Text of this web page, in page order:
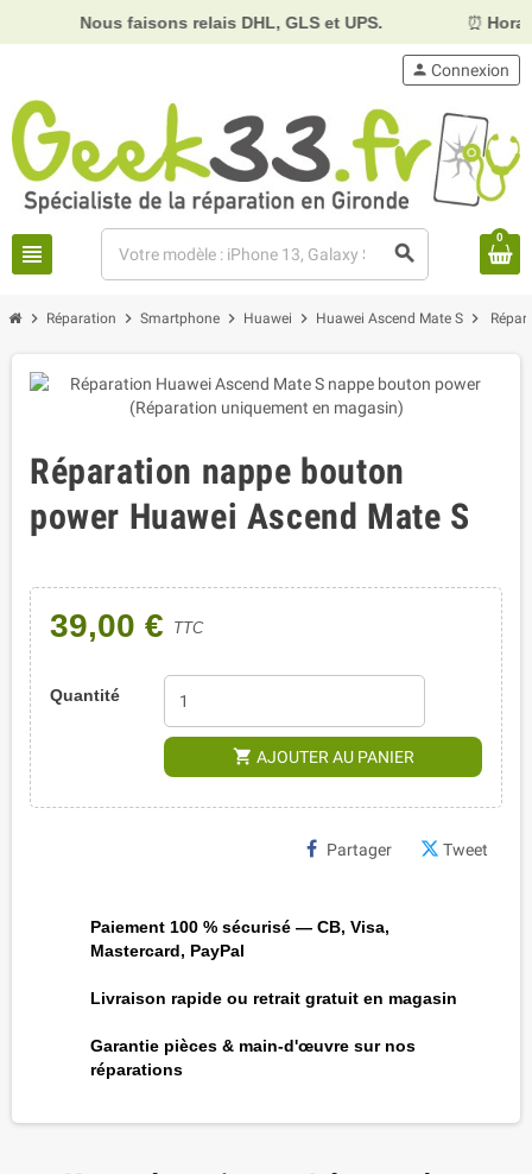
Nous faisons relais DHL, GLS et UPS. Horaires :
view_headline search
person Connexion
0
chevron_right Réparation chevron_right Smartphone chevron_right Huawei chevron_right Huawei Ascend Mate S chevron_right
Réparation nappe bouton
power Huawei Ascend Mate S
39,00 € TTC
Quantité
shopping_cart AJOUTER AU PANIER
Partager Tweet
Paiement 100 % sécurisé — CB, Visa,
Mastercard, PayPal
Livraison rapide ou retrait gratuit en magasin
Garantie pièces & main-d'œuvre sur nos
réparations